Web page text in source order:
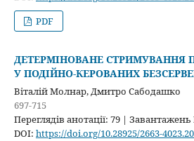
PDF
ДЕТЕРМІНОВАНЕ СТРИМУВАННЯ
У ПОДІЙНО-КЕРОВАНИХ
Віталій Молнар, Дмитро Сабодашко
697-715
Переглядів анотації: 79 | Завантажень
DOI: https://doi.org/10.28925/2663-